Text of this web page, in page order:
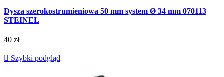
Dysza szerokostrumieniowa 50 mm system Ø 34 mm 070113
STEINEL
40 zł
 Szybki podgląd